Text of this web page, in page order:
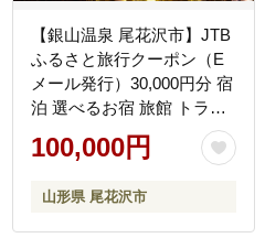
【銀山温泉 尾花沢市】JTB
ふるさと旅行クーポン（E
メール発行）30,000円分 宿
泊 選べるお宿 旅館 トラベ
ル 観光 宿 東北 山形 父の日
母の日 JTBW030T
100,000円
山形県 尾花沢市